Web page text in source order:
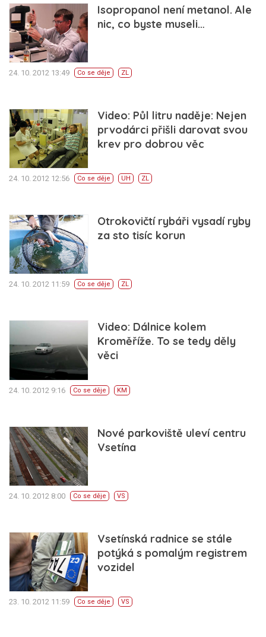
Isopropanol není metanol. Ale
nic, co byste museli…
24. 10. 2012 13:49 Co se děje ZL
Video: Půl litru naděje: Nejen
prvodárci přišli darovat svou
krev pro dobrou věc
24. 10. 2012 12:56 Co se děje UH ZL
Otrokovičtí rybáři vysadí ryby
za sto tisíc korun
24. 10. 2012 11:59 Co se děje ZL
Video: Dálnice kolem
Kroměříže. To se tedy děly
věci
24. 10. 2012 9:16 Co se děje KM
Nové parkoviště uleví centru
Vsetína
24. 10. 2012 8:00 Co se děje VS
Vsetínská radnice se stále
potýká s pomalým registrem
vozidel
23. 10. 2012 11:59 Co se děje VS